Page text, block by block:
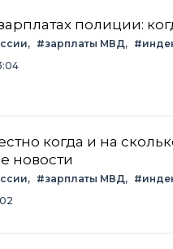
полиции:
#зарплаты МВД
когда и на
новости
#зарплаты МВД